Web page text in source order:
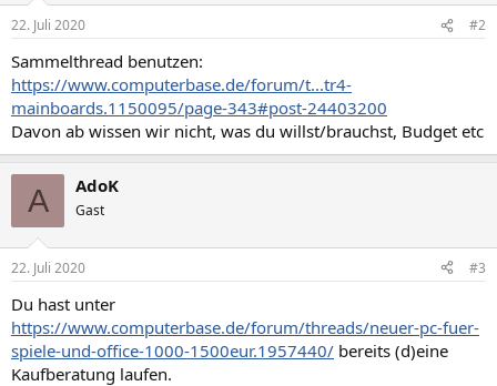
22. Juli 2020 #2
Sammelthread benutzen:
https://www.computerbase.de/forum/t...tr4-
mainboards.1150095/page-343#post-24403200
Davon ab wissen wir nicht, was du willst/brauchst, Budget etc
A AdoK
Gast
22. Juli 2020 #3
Du hast unter
https://www.computerbase.de/forum/threads/neuer-pc-fuer-
spiele-und-office-1000-1500eur.1957440/ bereits (d)eine
Kaufberatung laufen.